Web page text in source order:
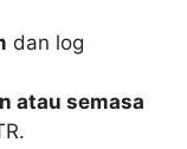
dan log
atau semasa